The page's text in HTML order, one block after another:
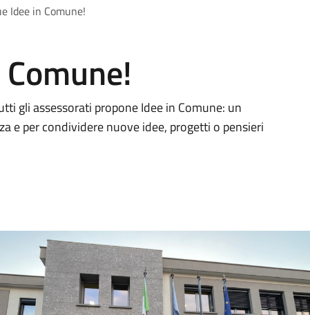
Idee in Comune!
gli assessorati propone Idee in Comune: un
e per condividere nuove idee, progetti o pensieri